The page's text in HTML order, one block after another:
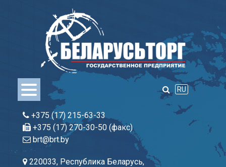
RU
+375 (17) 215-63-33
+375 (17) 270-30-50 (факс)
brt@brt.by
220033, Республика Беларусь,